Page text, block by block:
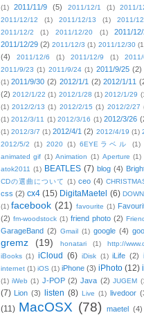
(1)
2011/11/9 (5) 2011/12/1 (1) 2011/
2011/12/12
(1) 2011/12/13 (1) 2011/
2011/12/2
(1) 2011/12/20 (1) 2011/
2011/12/29 (2) 2011/12/3 (1) 2011/12/30
(4)
2011/12/6 (1) 2011/12/9 (1)
2011/9/23 (1) 2011/9/24 (1) 2011/9/25 (2)
(1) 2011/9/30 (2) 2012/1/1 (2) 2012/1/11
(2) 2012/1/22 (1) 2012/1/28 (1) 2012/1/29
(1) 2012/2/13 (1) 2012/2/15 (1) 2012/2/27
(1) 2012/3/11 (1) 2012/3/16 (1) 2012/3/26
(1) 2012/3/7 (1) 2012/4/1 (2) 2012/4/19 (1)
2012/5/2
(1) 2020 (1) 6EYEラベル (1)
animated gif (1) Animation (1) Aperture (1)
atok2011 (1) BEATLES (7) blog (4)
CDの選曲について (1) ceo (4)
css (2) cx4 (15) DigitaMaetel (6)
(1) facebook (21) favourite (1)
(2) fm-woodstock (1) friend photo (2)
GarageBand (2) Gmail (1) google (4)
gremz (19) honatari (1) http://
iBooks (1) iCloud (6) iDisk (1) iLife (2)
internet (1) iOS (1) iPhone (3) iPhoto (12)
(1) iWeb (1) J-POP (2) Java (2) JUGEM
(7) Lion (3) listen (8) Live (1) livedoor
(11) MacOSX (78) maetel (4)